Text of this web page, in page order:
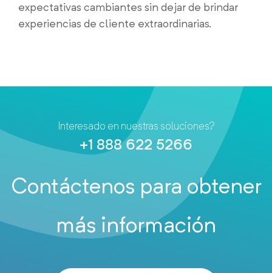
expectativas cambiantes sin dejar de brindar
experiencias de cliente extraordinarias.
Interesado en nuestras soluciones?
+1 888 622 5266
Contáctenos para obtener
más información